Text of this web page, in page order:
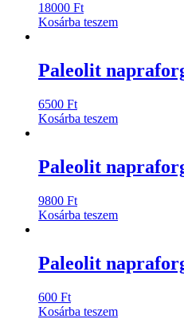
18000 Ft
Kosárba teszem
Paleolit
6500 Ft
Kosárba teszem
Paleolit
9800 Ft
Kosárba teszem
Paleolit
600 Ft
Kosárba teszem